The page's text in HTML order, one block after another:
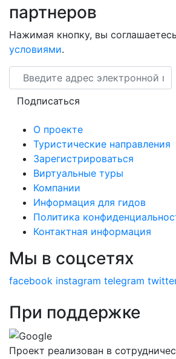
партнеров
Нажимая кнопку, вы
условиями.
Email
Подписаться
О проекте
Туристические направления
Зарегистрироваться
Виртуальные туры
Компании
Информация для гидов
Политика
Контактная информация
Мы в соцсетях
facebook instagram telegram
При поддержке
Проект реализован в